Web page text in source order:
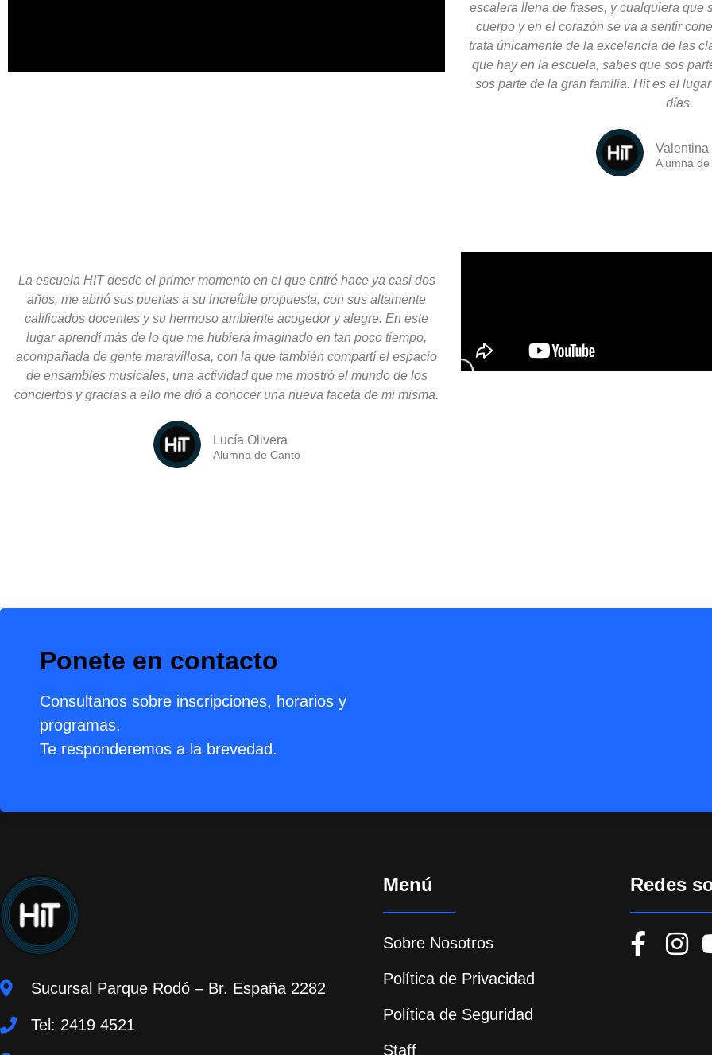
escalera llena de frases, y cualquiera que
cuerpo y en el corazón se va a sentir
trata únicamente de la excelencia de las
que hay en la escuela, sabes que sos
sos parte de la gran familia. Hit es el
días.
Valentina
Alumna
La escuela HIT desde el primer momento en el que entré hace ya casi dos
años, me abrió sus puertas a su increíble propuesta, con sus altamente
calificados docentes y su hermoso ambiente acogedor y alegre. En este
lugar aprendí más de lo que me hubiera imaginado en tan poco tiempo,
acompañada de gente maravillosa, con la que también compartí el espacio
de ensambles musicales, una actividad que me mostró el mundo de los
conciertos y gracias a ello me dió a conocer una nueva faceta de mi misma.
Lucía Olivera
Alumna de Canto
Ponete en contacto
Consultanos sobre inscripciones, horarios y
programas.
Te responderemos a la brevedad.
Sucursal Parque Rodó – Br. España 2282
Tel: 2419 4521
Menú
Sobre Nosotros
Política de Privacidad
Política de Seguridad
Staff
Redes